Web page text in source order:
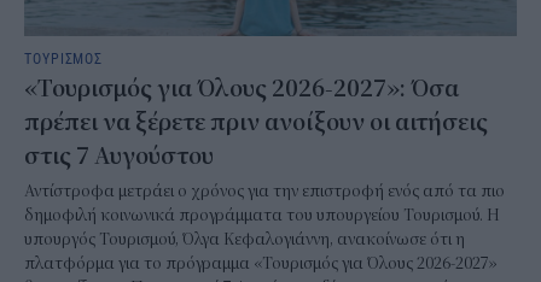
ΤΟΥΡΙΣΜΟΣ
«Τουρισμός για Όλους 2026-2027»: Όσα
πρέπει να ξέρετε πριν ανοίξουν οι αιτήσεις
στις 7 Αυγούστου
Αντίστροφα μετράει ο χρόνος για την επιστροφή ενός από τα πιο
δημοφιλή κοινωνικά προγράμματα του υπουργείου Τουρισμού. Η
υπουργός Τουρισμού, Όλγα Κεφαλογιάννη, ανακοίνωσε ότι η
πλατφόρμα για το πρόγραμμα «Τουρισμός για Όλους 2026-2027»